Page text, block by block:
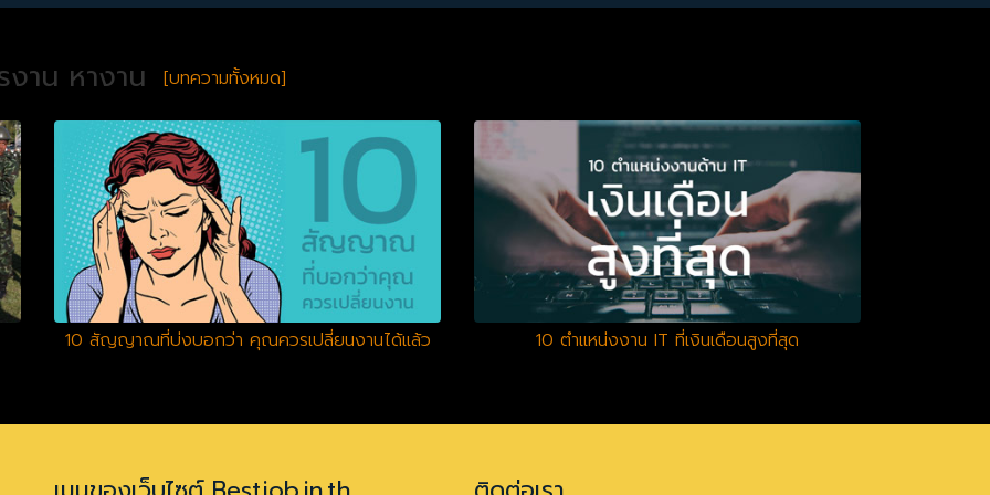
าน หางาน [บทความทั้งหมด]
10 สัญญาณที่บ่งบอกว่า คุณควรเปลี่ยนงานได้แล้ว 10 ตำแหน่งงาน IT ที่เงินเดือนสูงที่สุด